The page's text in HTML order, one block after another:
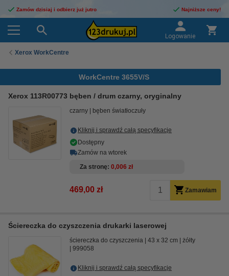
Zamów dzisiaj i odbierz już jutro Najniższe ceny!
Logowanie
Xerox WorkCentre
WorkCentre 3655V/S
Xerox 113R00773 bęben / drum czarny, oryginalny
czarny bęben światłoczuły
Kliknij i sprawdź całą specyfikacje
Dostępny
Zamów na wtorek
Za stronę 0,006 zł
469,00 zł Zamawiam
Ściereczka do czyszczenia drukarki laserowej
ściereczka do czyszczenia 43 x 32 cm
żółty
999058
Kliknij i sprawdź całą specyfikacje